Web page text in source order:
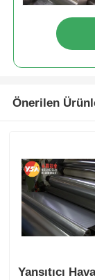
Alüminyum
laminasyonlu
Alüminyum
Önerilen
Yansıtıcı